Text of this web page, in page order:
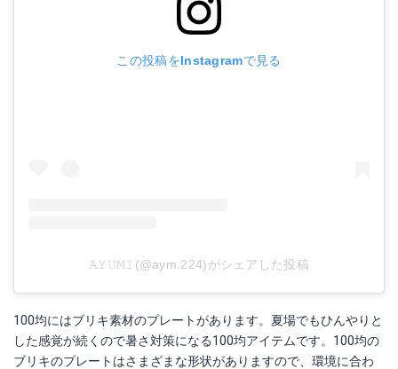
この投稿をInstagramで見る
𝙰𝚈𝚄𝙼𝙸(@aym.224)がシェアした投稿
100均にはブリキ素材のプレートがあります。夏場でもひんやりと
した感覚が続くので暑さ対策になる100均アイテムです。100均の
ブリキのプレートはさまざまな形状がありますので、環境に合わ